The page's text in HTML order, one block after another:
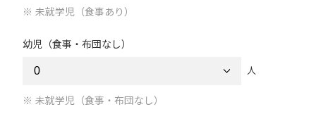
未就学児（食事あり）
幼児（食事・布団なし）
人
未就学児（食事・布団なし）